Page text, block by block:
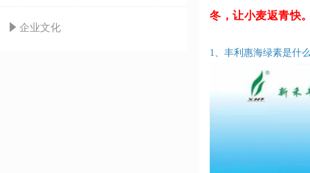
념 企业文化
冬，让小麦返青快
1、丰利惠海绿素是什